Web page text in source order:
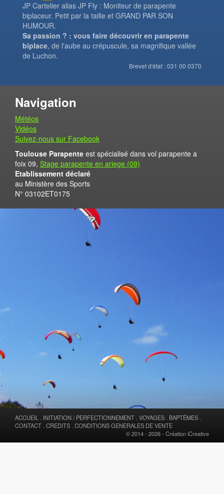
JP Cartelier alias JP Fly : Moniteur de parapente
biplaceur. Petit par la taille et GRAND PAR SON
HUMOUR.
Sa passion ? : vous faire découvrir en parapente
biplace, de l'aube au crépuscule, sa magnifique vallée
de Luchon.
Brevet d'état : 031 00 0370
Navigation
Météos
Vidéos
Suivez-nous sur Facebook
Toulouse Parapente est spécialisé dans vol parapente a
foix 09, Stage parapente en ariege (09)
Etablissement déclaré
au Ministère des Sports
N° 03102ET0175
ACCUEIL INITIATION / PERFECTIONNEMENT VOYAGES BAPTÊMES
CONTACT CREDITS CONDITIONS GENERALES DE VENTE
© 2014 - 2026 - Création iCreative